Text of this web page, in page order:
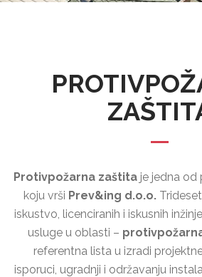
Protivpožarna zaštitaje jedna od
koju vrši Prev&ing d.o.o.
iskustvo, licenciranih i iskusnih
usluge u oblasti –
referentna lista u izradi
isporuci, ugradnji i održavanju